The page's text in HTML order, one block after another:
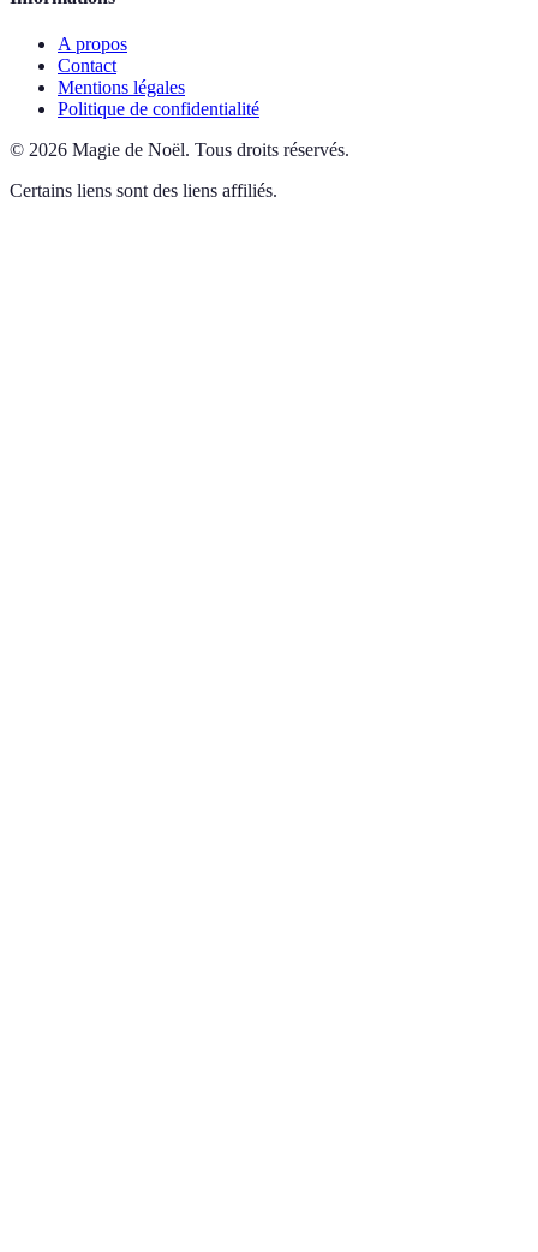
A propos
Contact
Mentions légales
Politique de confidentialité
© 2026 Magie de Noël. Tous droits réservés.
Certains liens sont des liens affiliés.